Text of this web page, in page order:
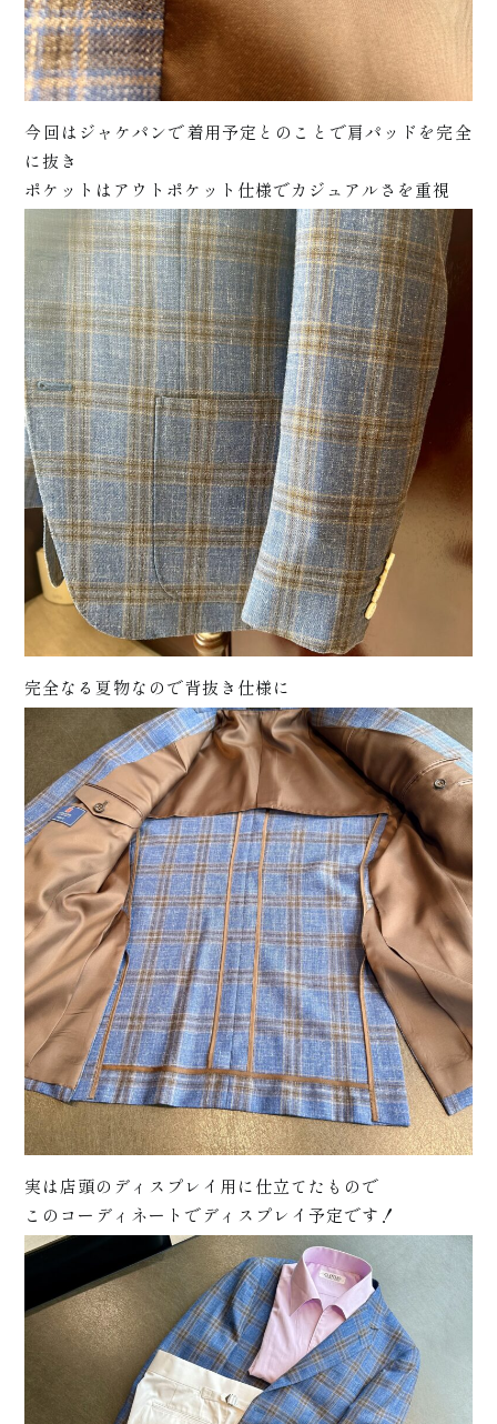
プラ
イス
サポ
ート
今回はジャケパンで着用予定とのことで肩パッドを完全
に抜き
ポケットはアウトポケット仕様でカジュアルさを重視
完全なる夏物なので背抜き仕様に
実は店頭のディスプレイ用に仕立てたもので
このコーディネートでディスプレイ予定です！